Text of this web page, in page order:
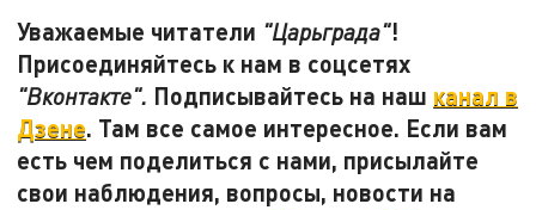
Уважаемые читатели "Царьграда"!
Присоединяйтесь к нам в соцсетях
"Вконтакте". Подписывайтесь на наш канал в
Дзене. Там все самое интересное. Если вам
есть чем поделиться с нами, присылайте
свои наблюдения, вопросы, новости на